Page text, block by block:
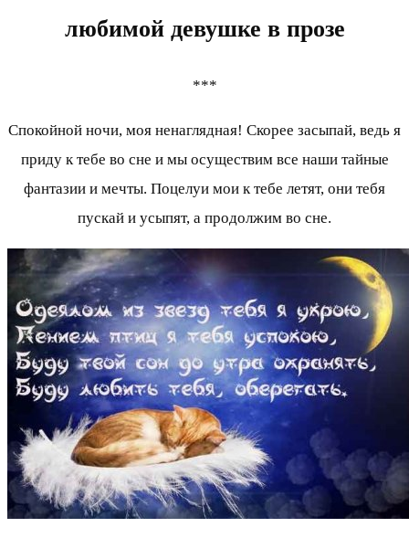
любимой девушке в прозе
***
Спокойной ночи, моя ненаглядная! Скорее засыпай, ведь я
приду к тебе во сне и мы осуществим все наши тайные
фантазии и мечты. Поцелуи мои к тебе летят, они тебя
пускай и усыпят, а продолжим во сне.